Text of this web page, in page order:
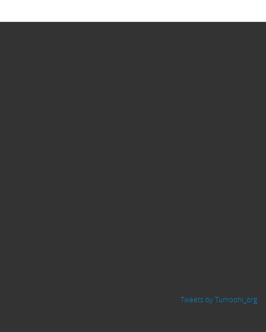
Tweets by Tumoohi_org